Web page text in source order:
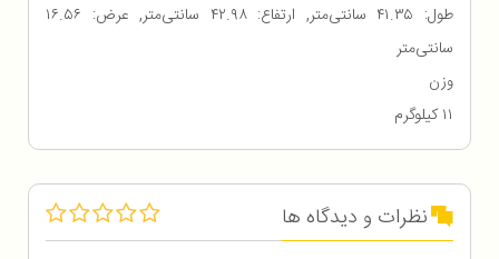
طول: ۴۱.۳۵ سانتی‌متر, ارتفاع: ۴۲.۹۸ سانتی‌متر, عرض: ۱۶.۵۶
سانتی‌متر
وزن
۱۱ کیلوگرم
نظرات و دیدگاه ها